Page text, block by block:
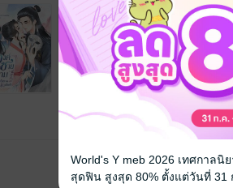
World's Y meb 2026 เทศกาล
สุดฟิน สูงสุด 80% ตั้งแต่วันที่ 31